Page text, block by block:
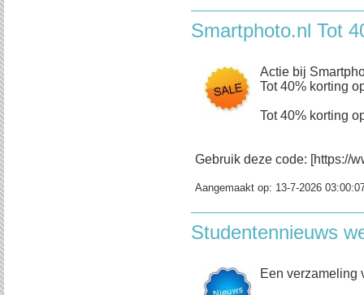
Smartphoto.nl Tot
Actie bij
Tot 40% korting
Tot 40% korting
Gebruik deze code: [https://
Aangemaakt op: 13-7-2026
Studentennieuws
Een verzameling